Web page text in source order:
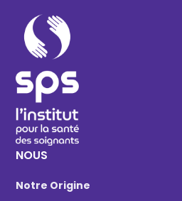
NOUS
Notre Origine